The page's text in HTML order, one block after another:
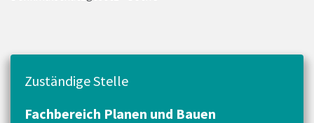
Zuständige Stelle
Fachbereich Planen und Bauen